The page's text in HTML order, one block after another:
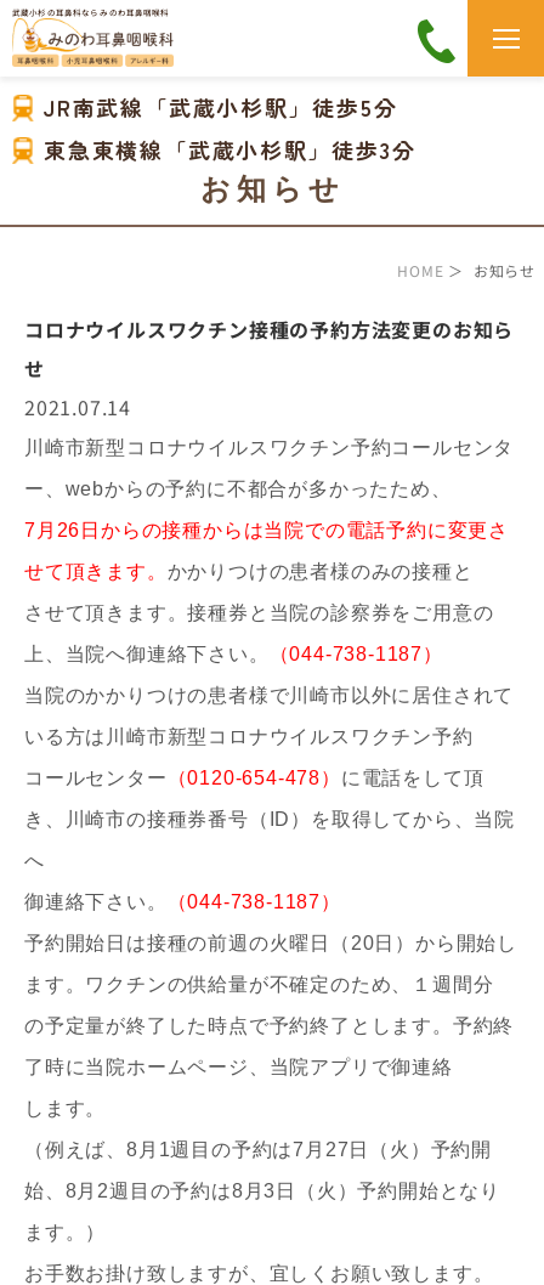
武蔵小杉の耳鼻科なら みのわ耳鼻咽喉科
JR南武線「武蔵小杉駅」徒歩5分
東急東横線「武蔵小杉駅」徒歩3分
お知らせ
HOME ＞ お知らせ
コロナウイルスワクチン接種の予約方法変更のお知ら
せ
2021.07.14
川崎市新型コロナウイルスワクチン予約コールセンタ
ー、webからの予約に不都合が多かったため、
7月26日からの接種からは当院での電話予約に変更さ
せて頂きます。 かかりつけの患者様のみの接種と
させて頂きます。接種券と当院の診察券を ご用意の
上、当院へ御連絡下さい。
（044-738-1187）
当院のかかりつけの患者様で川崎市以外に居住されて
いる方は川崎市新型コロナウイルスワクチン予約
コールセンター （0120-654-478） に電話をして頂
き、川崎市の接種券番号（ID）を取得してから、当院
へ
御連絡下さい。
（044-738-1187）
予約開始日は接種の前週の火曜日（20日）から開始し
ます。ワクチンの供給量が不確定のため、１週間分
の予定量が終了した時点で予約終了とします。予約終
了時に当院ホームページ、当院アプリで御連絡
します。
（例えば、8月1週目の予約は7月27日（火）予約開
始、8月2週目の予約は8月3日（火）予約開始となり
ます。）
お手数お掛け致しますが、宜しくお願い致します。